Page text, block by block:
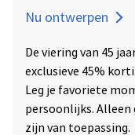
Nu ontwerpen
De viering van 45
exclusieve 45%
Leg je favoriete
persoonlijks. Alleen
zijn van toepassing.